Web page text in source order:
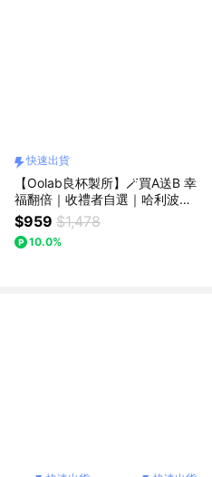
快速出貨
【Oolab良杯製所】🪄買A送B 幸
福翻倍｜收禮者自選｜哈利波特
850ml吸管杯 ｜贈可翻摺提袋
+贈海綿刷 🚗快速出貨
$959 $1,478
10.0%